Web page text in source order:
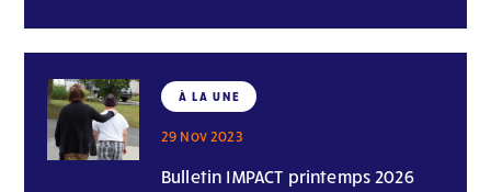
À LA UNE
29 Nov 2023
Bulletin IMPACT printemps 2026